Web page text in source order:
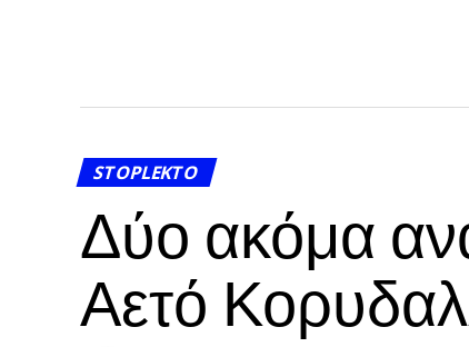
STOPLEKTO
Δύο ακόμα
Αετό